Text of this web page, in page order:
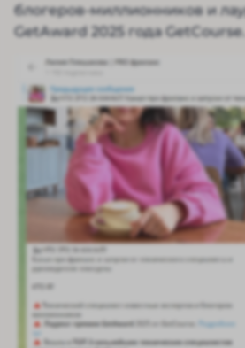
блогеров-миллионников и
GetAward 2025 года GetCourse.